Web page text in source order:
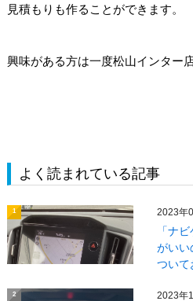
見積もりも作ることができます。
興味がある方は一度松山インター
よく読まれている記事
1 2023年
「ナ
がいい
ついて
2 2023年